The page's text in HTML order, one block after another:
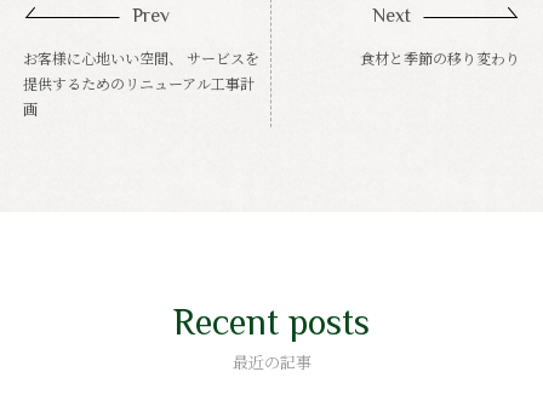
Prev
お客様に心地いい空間、 サービスを
提供するためのリニューアル工事計
画
Next
食材と季節の移り変わり
Recent posts
最近の記事